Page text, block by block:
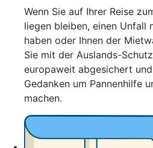
Wenn Sie auf Ihrer Reise
liegen bleiben, einen Unfall
haben oder Ihnen der
Sie mit der Auslands-
europaweit abgesichert
Gedanken um Pannenhilfe
machen.